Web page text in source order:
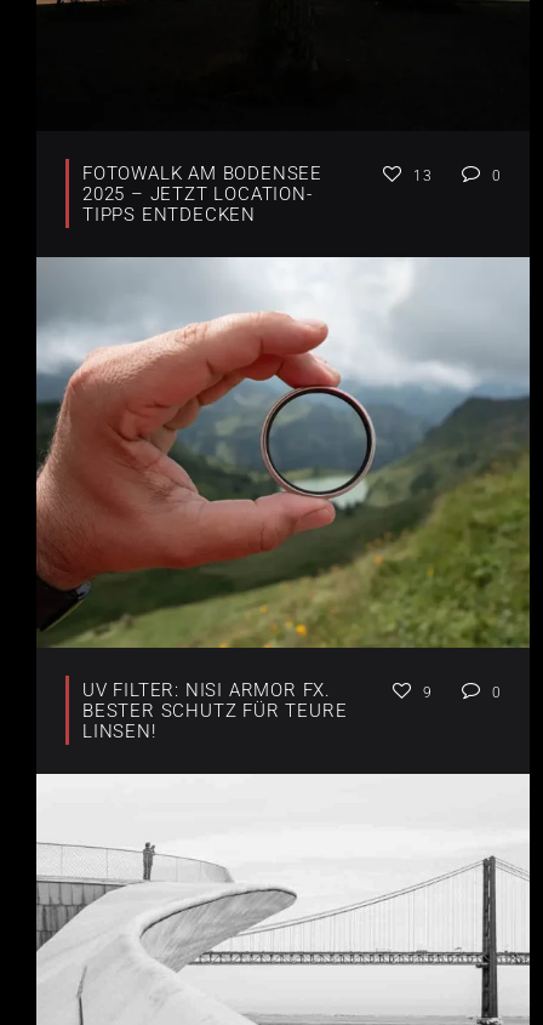
FOTOWALK AM BODENSEE
2025 – JETZT LOCATION-
TIPPS ENTDECKEN
13 0
UV FILTER: NISI ARMOR FX.
BESTER SCHUTZ FÜR TEURE
LINSEN!
9 0